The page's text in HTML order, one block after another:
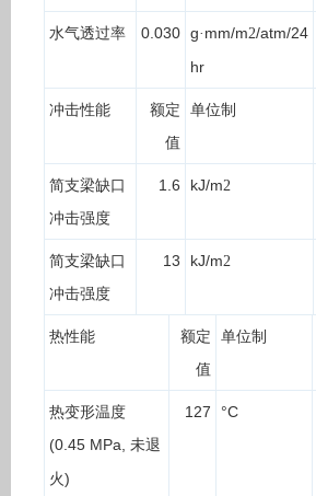
水气透过率 0.030 g· mm/m2/atm/24
hr
冲击性能
额定
值
单位制
简支梁缺口
冲击强度
1.6 kJ/m2
简支梁缺口
冲击强度
13 kJ/m2
热性能
额定
值
单位制
热变形温度
(0.45 MPa, 未退
火)
127 °C